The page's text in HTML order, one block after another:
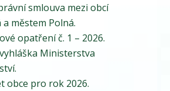
smlouva mezi obcí
městem Polná.
opatření č. 1 – 2026.
Ministerstva
obce pro rok 2026.